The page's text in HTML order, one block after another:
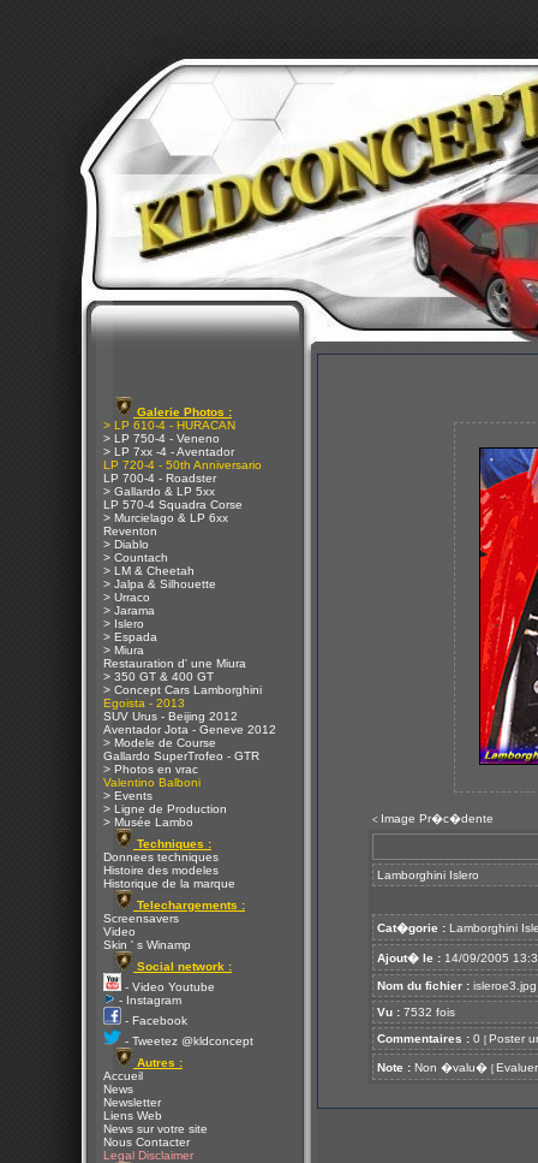
Galerie Photos :
> LP 610-4 - HURACAN
> LP 750-4 - Veneno
> LP 7xx -4 - Aventador
LP 720-4 - 50th Anniversario
LP 700-4 - Roadster
> Gallardo & LP 5xx
LP 570-4 Squadra Corse
> Murcielago & LP 6xx
Reventon
> Diablo
> Countach
> LM & Cheetah
> Jalpa & Silhouette
> Urraco
> Jarama
> Islero
> Espada
> Miura
Restauration d' une Miura
> 350 GT & 400 GT
> Concept Cars Lamborghini
Egoista - 2013
SUV Urus - Beijing 2012
Aventador Jota - Geneve 2012
> Modele de Course
Gallardo SuperTrofeo - GTR
> Photos en vrac
Valentino Balboni
> Events
> Ligne de Production
> Musée Lambo
Techniques :
Donnees techniques
Histoire des modeles
Historique de la marque
Telechargements :
Screensavers
Video
Skin ' s Winamp
Social network :
- Video Youtube
- Instagram
- Facebook
- Tweetez @kldconcept
Autres :
Accueil
News
Newsletter
Liens Web
News sur votre site
Nous Contacter
Legal Disclaimer
< Image Pr�c�dente
Lamborghini Islero
Cat�gorie : Lamborghini
Ajout� le : 14/09/2005
Nom du fichier : isleroe3.jpg
Vu : 7532 fois
Commentaires : 0 [ Poster
Note : Non �valu� [ Evaluer